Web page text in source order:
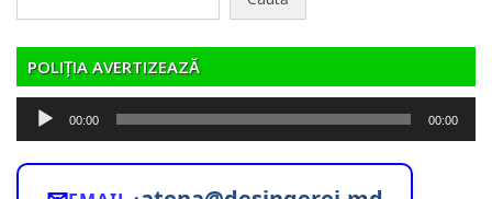
POLIȚIA AVERTIZEAZĂ
Player
audio
00:00 00:00